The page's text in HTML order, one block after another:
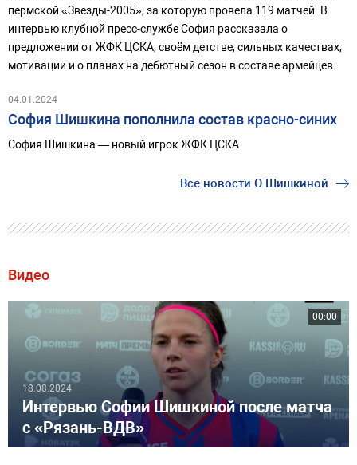
пермской «Звезды-2005», за которую провела 119 матчей. В
интервью клубной пресс-службе София рассказала о
предложении от ЖФК ЦСКА, своём детстве, сильных качествах,
мотивации и о планах на дебютный сезон в составе армейцев.
04.01.2024
София Шишкина пополнила состав красно-синих
София Шишкина — новый игрок ЖФК ЦСКА
Все новости О Шишкиной
Видео
18.08.2024
Интервью Софии Шишкиной после матча
с «Рязань-ВДВ»
00:00